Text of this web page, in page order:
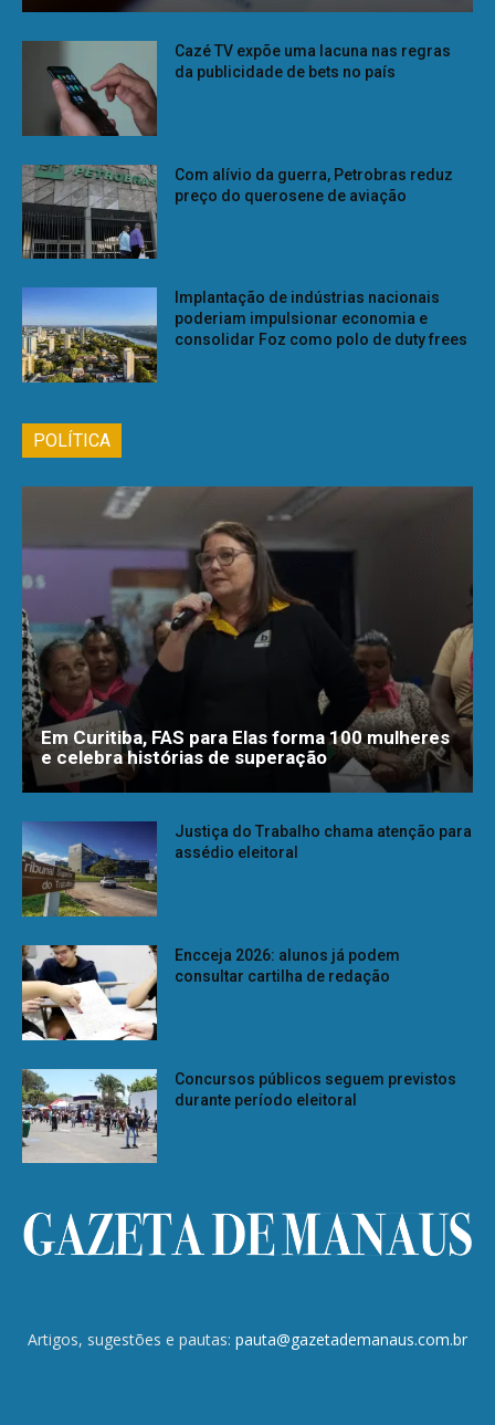
Cazé TV expõe uma lacuna nas regras
da publicidade de bets no país
Com alívio da guerra, Petrobras reduz
preço do querosene de aviação
Implantação de indústrias nacionais
poderiam impulsionar economia e
consolidar Foz como polo de duty frees
POLÍTICA
Em Curitiba, FAS para Elas forma 100 mulheres
e celebra histórias de superação
Justiça do Trabalho chama atenção para
assédio eleitoral
Encceja 2026: alunos já podem
consultar cartilha de redação
Concursos públicos seguem previstos
durante período eleitoral
Artigos, sugestões e pautas: pauta@gazetademanaus.com.br